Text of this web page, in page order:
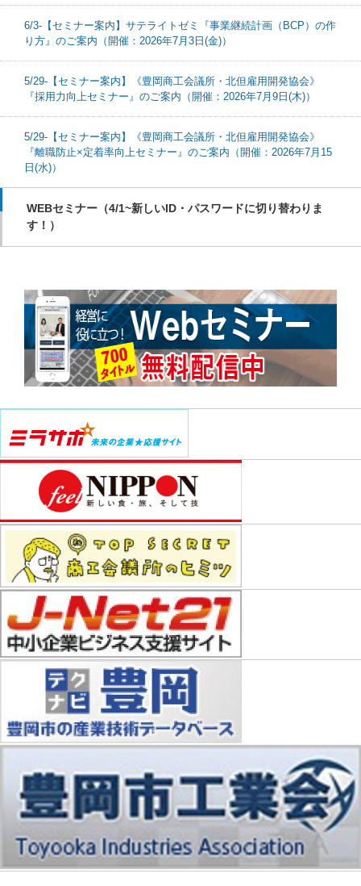
6/3-【セミナー案内】サテライトゼミ『事業継続計画（BCP）の作
り方』のご案内（開催：2026年7月3日(金)）
5/29-【セミナー案内】《豊岡商工会議所・北但雇用開発協会》
『採用力向上セミナー』のご案内（開催：2026年7月9日(木)）
5/29-【セミナー案内】《豊岡商工会議所・北但雇用開発協会》
『離職防止×定着率向上セミナー』のご案内（開催：2026年7月15
日(水)）
WEBセミナー（4/1~新しいID・パスワードに切り替わりま
す！）